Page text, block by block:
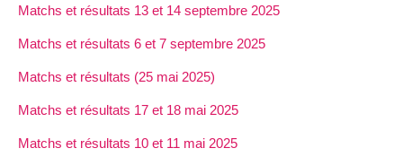
Matchs et résultats 13 et 14 septembre 2025
Matchs et résultats 6 et 7 septembre 2025
Matchs et résultats (25 mai 2025)
Matchs et résultats 17 et 18 mai 2025
Matchs et résultats 10 et 11 mai 2025